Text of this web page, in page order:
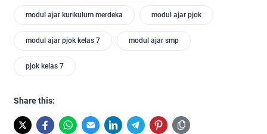
modul ajar kurikulum merdeka modul ajar pjok
modul ajar pjok kelas 7 modul ajar smp
pjok kelas 7
Share this: